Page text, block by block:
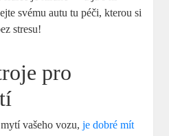
svému autu tu péči, kterou si
stresu!
pro
vašeho vozu,je dobré mít